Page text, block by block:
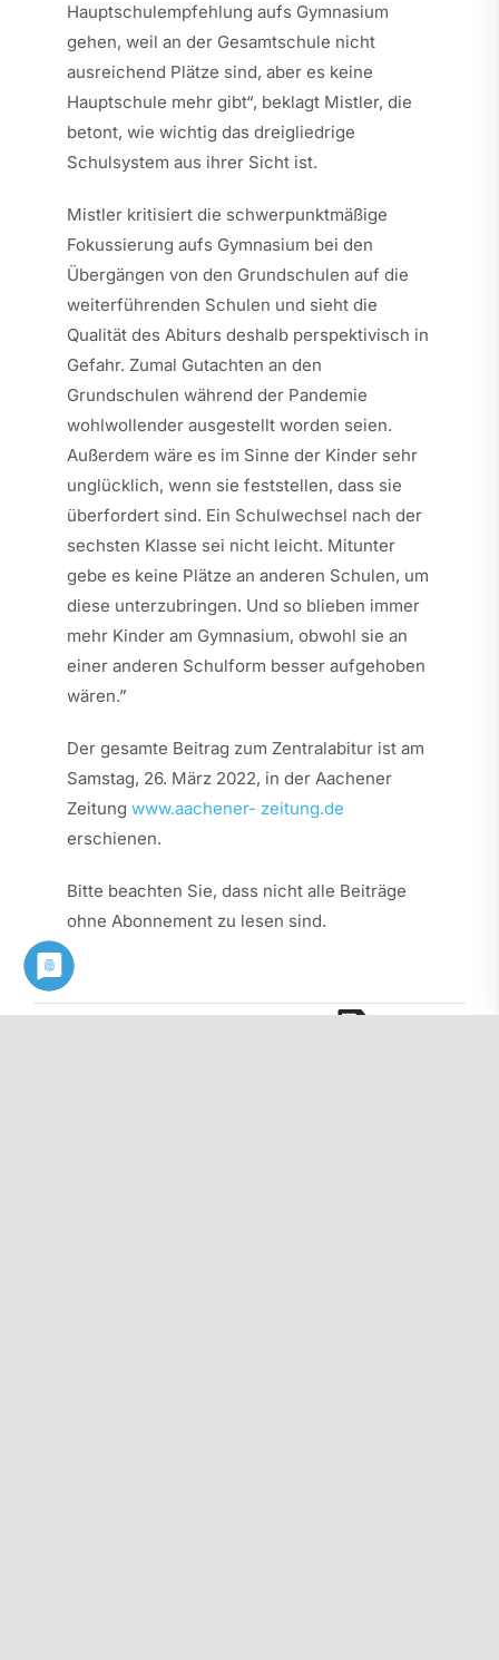
Hauptschulempfehlung aufs Gymnasium
gehen, weil an der Gesamtschule nicht
ausreichend Plätze sind, aber es keine
Hauptschule mehr gibt“, beklagt Mistler, die
betont, wie wichtig das dreigliedrige
Schulsystem aus ihrer Sicht ist.
Mistler kritisiert die schwerpunktmäßige
Fokussierung aufs Gymnasium bei den
Übergängen von den Grundschulen auf die
weiterführenden Schulen und sieht die
Qualität des Abiturs deshalb perspektivisch in
Gefahr. Zumal Gutachten an den
Grundschulen während der Pandemie
wohlwollender ausgestellt worden seien.
Außerdem wäre es im Sinne der Kinder sehr
unglücklich, wenn sie feststellen, dass sie
überfordert sind. Ein Schulwechsel nach der
sechsten Klasse sei nicht leicht. Mitunter
gebe es keine Plätze an anderen Schulen, um
diese unterzubringen. Und so blieben immer
mehr Kinder am Gymnasium, obwohl sie an
einer anderen Schulform besser aufgehoben
wären.”
Der gesamte Beitrag zum Zentralabitur ist am
Samstag, 26. März 2022, in der Aachener
Zeitung www.aachener- zeitung.de
erschienen.
Bitte beachten Sie, dass nicht alle Beiträge
ohne Abonnement zu lesen sind.